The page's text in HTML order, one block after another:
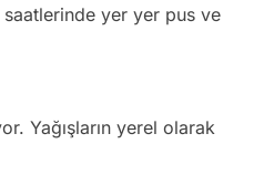
yer yer pus ve
Yağışların yerel olarak